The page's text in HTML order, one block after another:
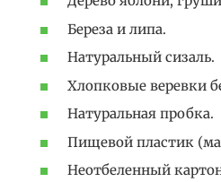
Береза и липа.
Натуральный сизаль.
Хлопковые веревки
Натуральная пробка.
Пищевой пластик
Неотбеленный